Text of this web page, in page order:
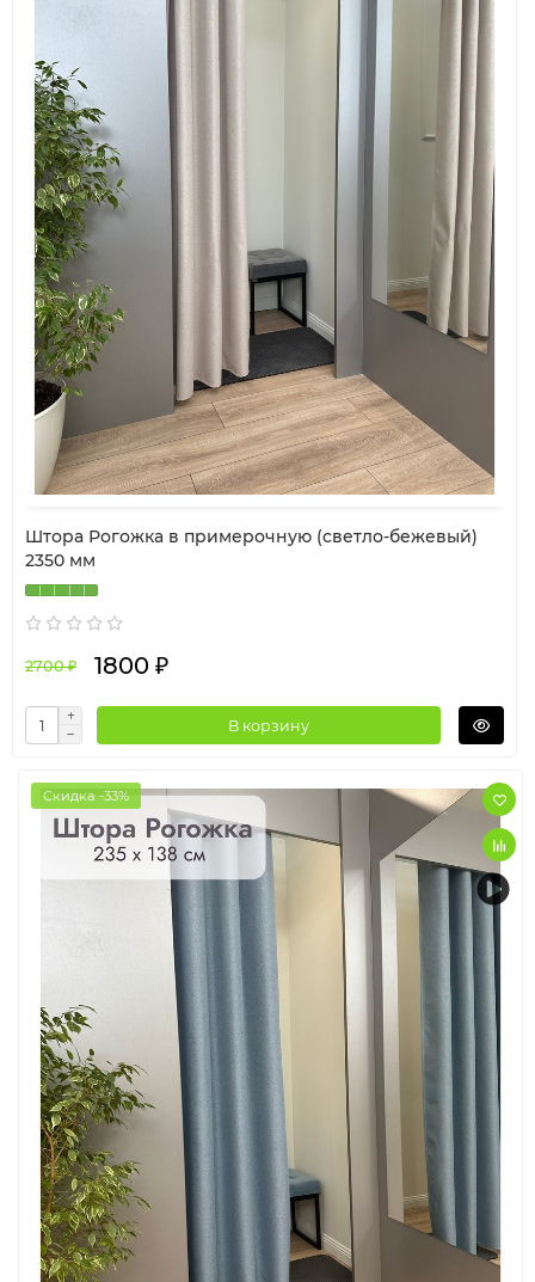
Штора Рогожка в примерочную (светло-бежевый)
2350 мм
2700 ₽ 1800 ₽
В корзину
Скидка -33%